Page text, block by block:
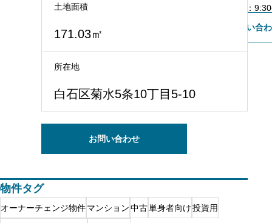
不動産会社様専用登録
営業時間：
お問い合
土地面積
171.03㎡
所在地
白石区菊水5条10丁目5-10
お問い合わせ
物件タグ
オーナーチェンジ物件マンション中古単身者向け投資用